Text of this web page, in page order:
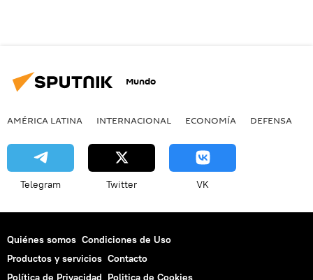
Mundo
AMÉRICA LATINA INTERNACIONAL ECONOMÍA DEFENSA
Telegram Twitter VK
Quiénes somos Condiciones de Uso
Productos y servicios Contacto
Política de Privacidad Politica de Cookies